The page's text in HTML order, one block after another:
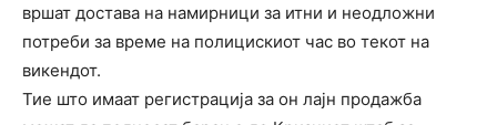
вршат достава на намирници за итни и неодложни
потреби за време на полицискиот час во текот на
викендот.
Тие што имаат регистрација за он лајн продажба